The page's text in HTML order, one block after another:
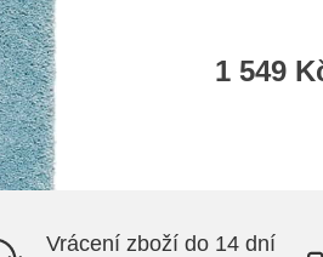
1 549
Vrácení zboží do 14 dní